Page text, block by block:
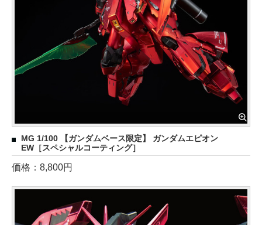
MG 1/100 【ガンダムベース限定】 ガンダムエピオン
EW［スペシャルコーティング］
価格：8,800円